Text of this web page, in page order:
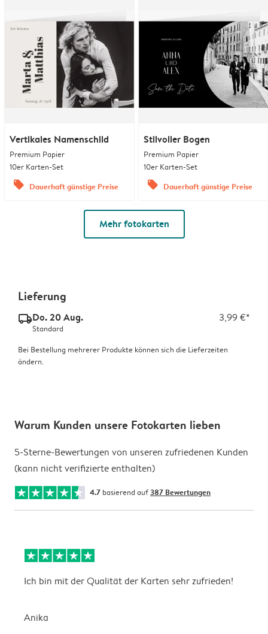
Vertikales Namenschild
Premium Papier
10er Karten-Set
offers Dauerhaft günstige Preise
Stilvoller Bogen
Premium Papier
10er Karten-Set
offers Dauerhaft günstige Preise
Mehr fotokarten
Lieferung
delivery_standard_v2Do. 20 Aug. 3,99 €*
Standard
Bei Bestellung mehrerer Produkte können sich die Lieferzeiten
ändern.
Warum Kunden unsere Fotokarten lieben
5-Sterne-Bewertungen von unseren zufriedenen Kunden
(kann nicht verifizierte enthalten)
4.7 basierend auf387 Bewertungen
Ich bin mit der Qualität der Karten sehr zufrieden!
Anika